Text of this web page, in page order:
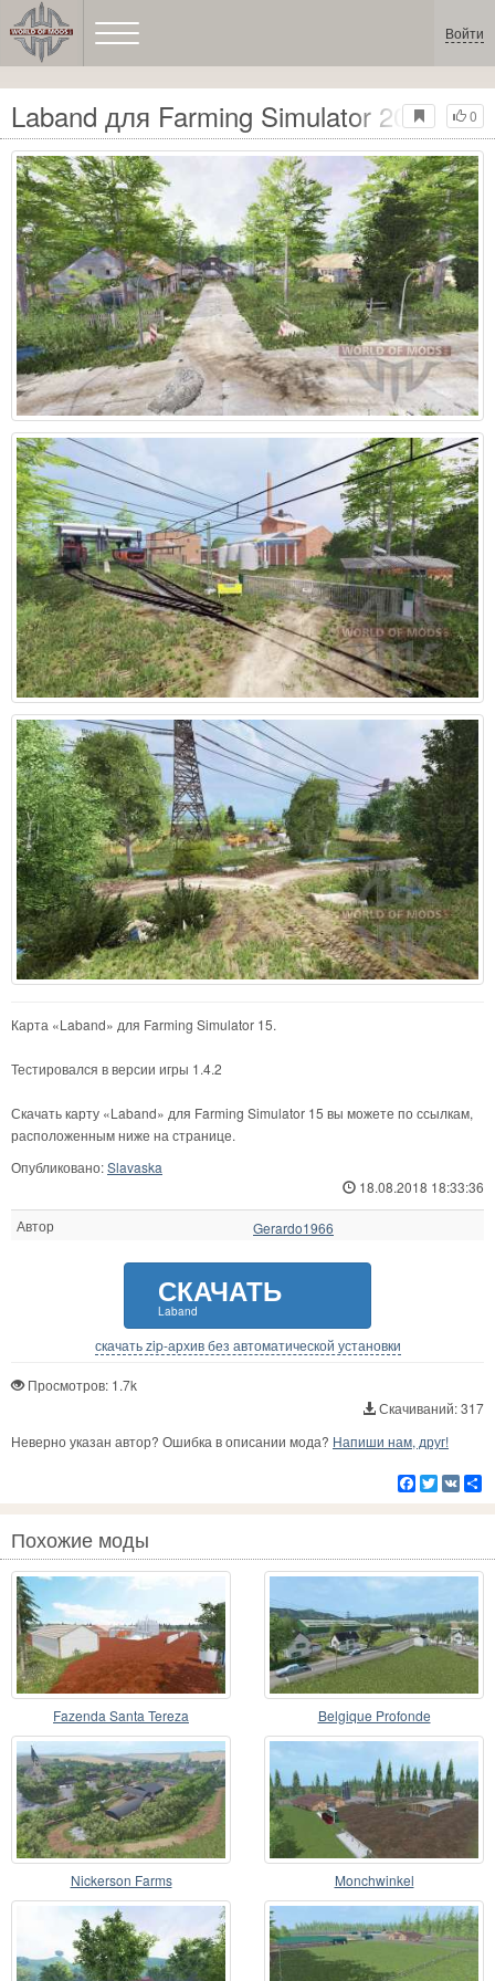
Войти
0
Laband для Farming Simulator 2015
Карта «Laband» для Farming Simulator 15.
Тестировался в версии игры 1.4.2
Скачать карту «Laband» для Farming Simulator 15 вы можете по ссылкам,
расположенным ниже на странице.
Опубликовано:Slavaska
18.08.2018 18:33:36
Автор Gerardo1966
СКАЧАТЬ
Laband
скачать zip-архив без автоматической установки
Просмотров: 1.7k
Скачиваний: 317
Неверно указан автор? Ошибка в описании мода? Напиши нам, друг!
Facebook
Twitter
VK
Похожие моды
Fazenda Santa Tereza Belgique Profonde
Nickerson Farms Monchwinkel